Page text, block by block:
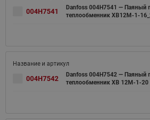
004H7541
Danfoss 004H7541 — Паяный
теплообменник XB12M-1-
004H7542
Danfoss 004H7542 — Паяный
теплообменник XB 12M-1-20